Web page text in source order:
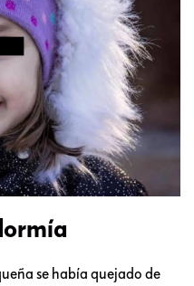
se había quejado de